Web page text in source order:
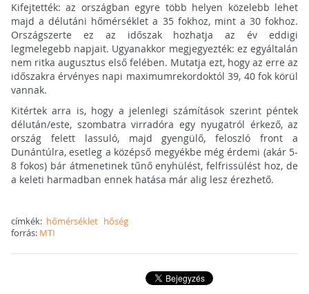
Kifejtették: az országban egyre több helyen közelebb lehet
majd a délutáni hőmérséklet a 35 fokhoz, mint a 30 fokhoz.
Országszerte ez az időszak hozhatja az év eddigi
legmelegebb napjait. Ugyanakkor megjegyezték: ez egyáltalán
nem ritka augusztus első felében. Mutatja ezt, hogy az erre az
időszakra érvényes napi maximumrekordoktól 39, 40 fok körül
vannak.
Kitértek arra is, hogy a jelenlegi számítások szerint péntek
délután/este, szombatra virradóra egy nyugatról érkező, az
ország felett lassuló, majd gyengülő, feloszló front a
Dunántúlra, esetleg a középső megyékbe még érdemi (akár 5-
8 fokos) bár átmenetinek tűnő enyhülést, felfrissülést hoz, de
a keleti harmadban ennek hatása már alig lesz érezhető.
címkék: hőmérséklet hőség
forrás: MTI